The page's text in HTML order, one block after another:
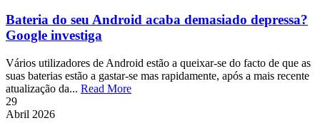
Bateria do seu Android acaba demasiado depressa?
Google investiga
Vários utilizadores de Android estão a queixar-se do facto de que as
suas baterias estão a gastar-se mas rapidamente, após a mais recente
atualização da... Read More
29
Abril 2026